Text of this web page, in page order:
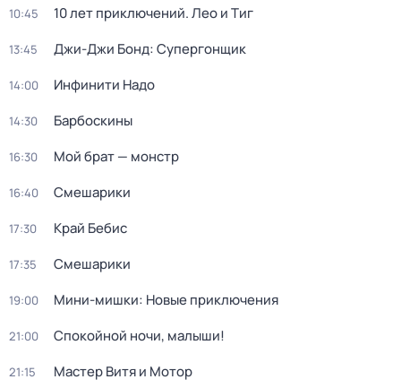
10:45 10 лет приключений. Лео и Тиг
13:45 Джи-Джи Бонд: Супергонщик
14:00 Инфинити Надо
14:30 Барбоскины
16:30 Мой брат — монстр
16:40 Смешарики
17:30 Край Бебис
17:35 Смешарики
19:00 Мини-мишки: Новые приключения
21:00 Спокойной ночи, малыши!
21:15 Мастер Витя и Мотор